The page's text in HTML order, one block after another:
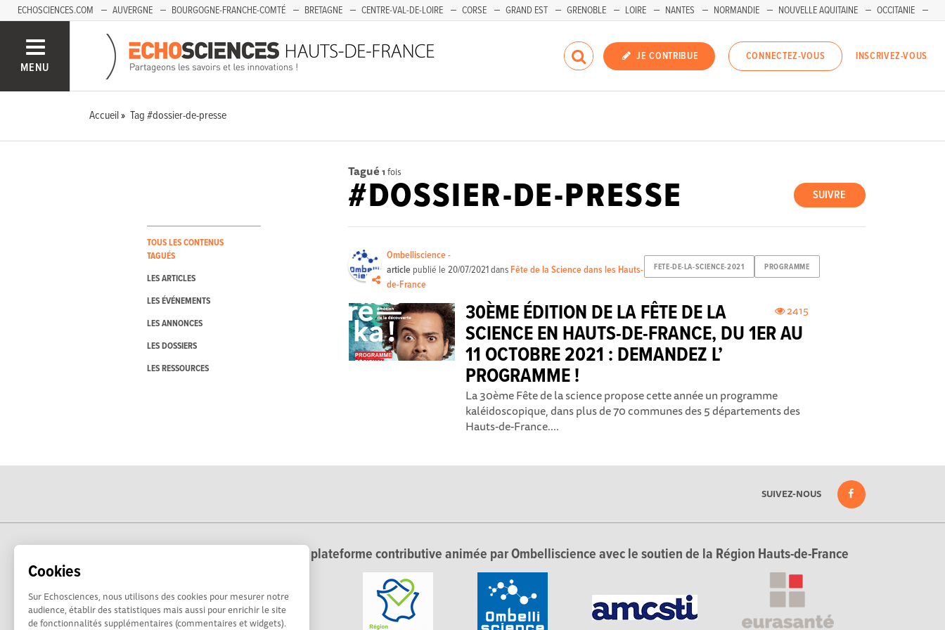
Cookies
Sur Echosciences, nous utilisons des cookies pour mesurer notre
audience, établir des statistiques mais aussi pour enrichir le site
de fonctionnalités supplémentaires (commentaires et widgets).
ECHOSCIENCES.COM AUVERGNE BOURGOGNE-FRANCHE-COMTÉ BRETAGNE CENTRE-VAL-DE-LOIRE CORSE GRAND EST GRENOBLE LOIRE NANTES NORMANDIE NOUVELLE AQUITAINE
OCCITANIE
SAVOIE MONT-BLANC
MENU
JE CONTRIBUE CONNECTEZ-VOUS INSCRIVEZ-VOUS
Accueil Tag #dossier-de-presse
TOUS LES CONTENUS
TAGUÉS
LES ARTICLES
LES ÉVÉNEMENTS
LES ANNONCES
LES DOSSIERS
LES RESSOURCES
Tagué 1 fois
SUIVRE
#DOSSIER-DE-PRESSE
FETE-DE-LA-SCIENCE-2021 PROGRAMME
Ombelliscience -
article publié le20/07/2021dans Fête de la Science dans les Hauts-
de-France
2415
30ÈME ÉDITION DE LA FÊTE DE LA
SCIENCE EN HAUTS-DE-FRANCE, DU 1ER AU
11 OCTOBRE 2021 : DEMANDEZ L’
PROGRAMME !
La 30ème Fête de la science propose cette année un programme
kaléidoscopique, dans plus de 70 communes des 5 départements des
Hauts-de-France....
SUIVEZ-NOUS
Echosciences Hauts-de-France est une plateforme contributive animée par Ombelliscience avec le soutien de la Région Hauts-de-France